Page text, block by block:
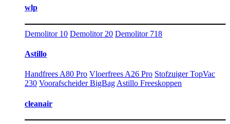
wlp
Demolitor 10 Demolitor 20 Demolitor 718
Astillo
Handfrees A80 Pro Vloerfrees A26 Pro Stofzuiger TopVac
230 Voorafscheider BigBag Astillo Freeskoppen
cleanair